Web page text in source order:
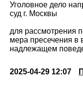
Уголовное дело
суд г. Москвы
для рассмотрения
мера пресечения в
надлежащем
2025-04-29 12:07